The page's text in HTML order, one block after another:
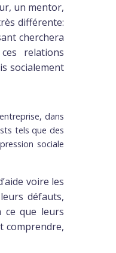
un mentor,
différente:
cherchera
relations
socialement
dans
tels que des
sociale
voire les
défauts,
ce que leurs
comprendre,